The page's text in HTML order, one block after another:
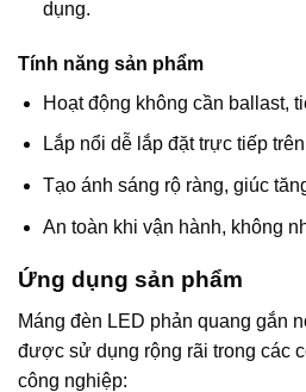
dụng.
Tính năng sản phẩm
Hoạt động không cần ballast,
Lắp nổi dễ lắp đặt trực tiếp
Tạo ánh sáng rộ ràng, giúc
An toàn khi vận hành, không
Ứng dụng sản phẩm
Máng đèn LED phản quang gắn
được sử dụng rộng rãi trong các
công nghiệp: